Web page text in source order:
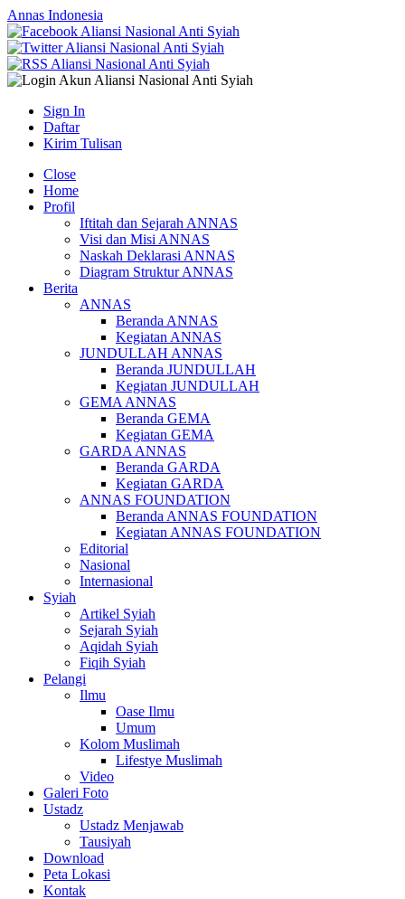
Annas Indonesia
Sign In
Daftar
Kirim Tulisan
Close
Home
Profil
Iftitah dan Sejarah ANNAS
Visi dan Misi ANNAS
Naskah Deklarasi ANNAS
Diagram Struktur ANNAS
Berita
ANNAS
Beranda ANNAS
Kegiatan ANNAS
JUNDULLAH ANNAS
Beranda JUNDULLAH
Kegiatan JUNDULLAH
GEMA ANNAS
Beranda GEMA
Kegiatan GEMA
GARDA ANNAS
Beranda GARDA
Kegiatan GARDA
ANNAS FOUNDATION
Beranda ANNAS FOUNDATION
Kegiatan ANNAS FOUNDATION
Editorial
Nasional
Internasional
Syiah
Artikel Syiah
Sejarah Syiah
Aqidah Syiah
Fiqih Syiah
Pelangi
Ilmu
Oase Ilmu
Umum
Kolom Muslimah
Lifestye Muslimah
Video
Galeri Foto
Ustadz
Ustadz Menjawab
Tausiyah
Download
Peta Lokasi
Kontak